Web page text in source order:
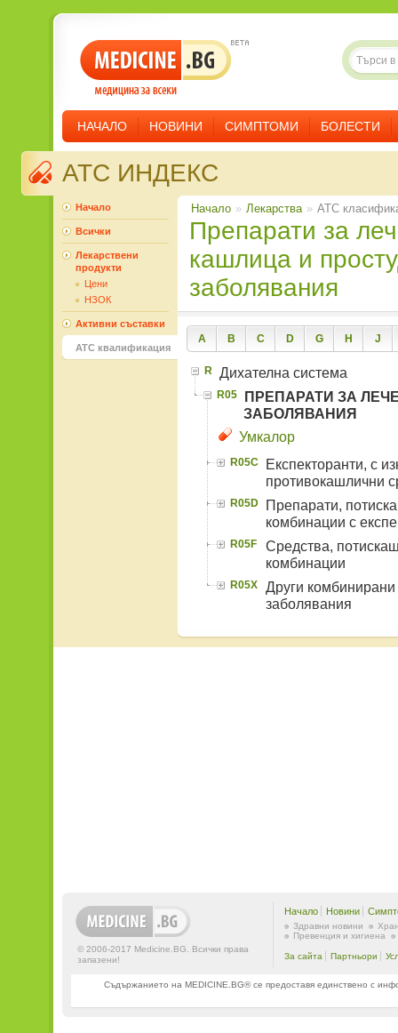
НАЧАЛО НОВИНИ СИМПТОМИ БОЛЕСТИ
ATC ИНДЕКС
Начало » Лекарства » ATC
Препарати за лечение на
кашлица и
заболявания
A B C D G H J
R Дихателна система
R05
ПРЕПАРАТИ ЗА
ЗАБОЛЯВАНИЯ
Умкалор
R05C
Експекторанти, с
противокашлични
R05D
Препарати,
комбинации с
R05F
Средства,
комбинации
R05X
Други
заболявания
Начало
Всички
Лекарствени
продукти
Цени
НЗОК
Активни съставки
ATC квалификация
© 2006-2017 Medicine.BG. Всички права
запазени!
Начало Новини
Здравни новини
Превенция и хигиена
За сайта Партньори
Съдържанието на MEDICINE.BG® се предоставя единствено с